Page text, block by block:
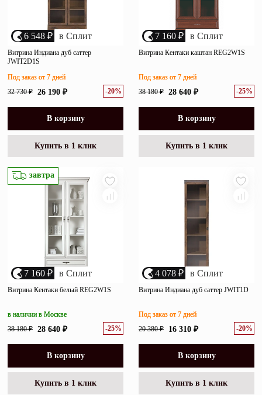
6 548 ₽ в Сплит
Витрина Индиана дуб саттер
JWIT2D1S
32 730 ₽ 26 190 ₽ -20%
Под заказ от 7 дней
В корзину
Купить в 1 клик
7 160 ₽ в Сплит
Витрина Кентаки каштан REG2W1S
38 180 ₽ 28 640 ₽ -25%
Под заказ от 7 дней
В корзину
Купить в 1 клик
завтра
7 160 ₽ в Сплит
Витрина Кентаки белый REG2W1S
38 180 ₽ 28 640 ₽ -25%
в наличии в Москве
В корзину
Купить в 1 клик
4 078 ₽ в Сплит
Витрина Индиана дуб саттер JWIT1D
20 380 ₽ 16 310 ₽ -20%
Под заказ от 7 дней
В корзину
Купить в 1 клик